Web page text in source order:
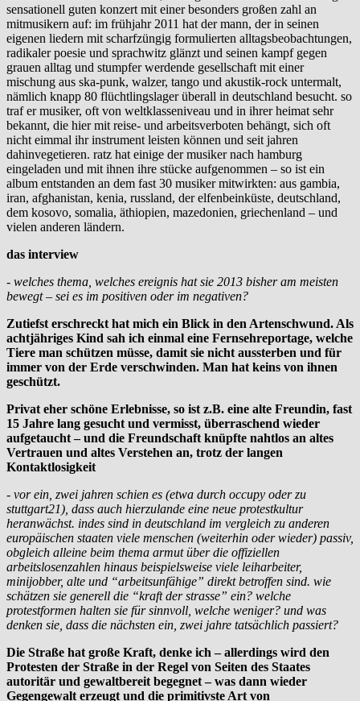
sensationell guten konzert mit einer besonders großen zahl an
mitmusikern auf: im frühjahr 2011 hat der mann, der in seinen
eigenen liedern mit scharfzüngig formulierten alltagsbeobachtungen,
radikaler poesie und sprachwitz glänzt und seinen kampf gegen
grauen alltag und stumpfer werdende gesellschaft mit einer
mischung aus ska-punk, walzer, tango und akustik-rock untermalt,
nämlich knapp 80 flüchtlingslager überall in deutschland besucht. so
traf er musiker, oft von weltklasseniveau und in ihrer heimat sehr
bekannt, die hier mit reise- und arbeitsverboten behängt, sich oft
nicht eimmal ihr instrument leisten können und seit jahren
dahinvegetieren. ratz hat einige der musiker nach hamburg
eingeladen und mit ihnen ihre stücke aufgenommen – so ist ein
album entstanden an dem fast 30 musiker mitwirkten: aus gambia,
iran, afghanistan, kenia, russland, der elfenbeinküste, deutschland,
dem kosovo, somalia, äthiopien, mazedonien, griechenland – und
vielen anderen ländern.
das interview
- welches thema, welches ereignis hat sie 2013 bisher am meisten
bewegt – sei es im positiven oder im negativen?
Zutiefst erschreckt hat mich ein Blick in den Artenschwund. Als
achtjähriges Kind sah ich einmal eine Fernsehreportage, welche
Tiere man schützen müsse, damit sie nicht aussterben und für
immer von der Erde verschwinden. Man hat keins von ihnen
geschützt.
Privat eher schöne Erlebnisse, so ist z.B. eine alte Freundin, fast
15 Jahre lang gesucht und vermisst, überraschend wieder
aufgetaucht – und die Freundschaft knüpfte nahtlos an altes
Vertrauen und altes Verstehen an, trotz der langen
Kontaktlosigkeit
- vor ein, zwei jahren schien es (etwa durch occupy oder zu
stuttgart21), dass auch hierzulande eine neue protestkultur
heranwächst. indes sind in deutschland im vergleich zu anderen
europäischen staaten viele menschen (weiterhin oder wieder) passiv,
obgleich alleine beim thema armut über die offiziellen
arbeitslosenzahlen hinaus beispielsweise viele leiharbeiter,
minijobber, alte und “arbeitsunfähige” direkt betroffen sind. wie
schätzen sie generell die “kraft der strasse” ein? welche
protestformen halten sie für sinnvoll, welche weniger? und was
denken sie, dass die nächsten ein, zwei jahre tatsächlich passiert?
Die Straße hat große Kraft, denke ich – allerdings wird den
Protesten der Straße in der Regel von Seiten des Staates
autoritär und gewaltbereit begegnet – was dann wieder
Gegengewalt erzeugt und die primitivste Art von